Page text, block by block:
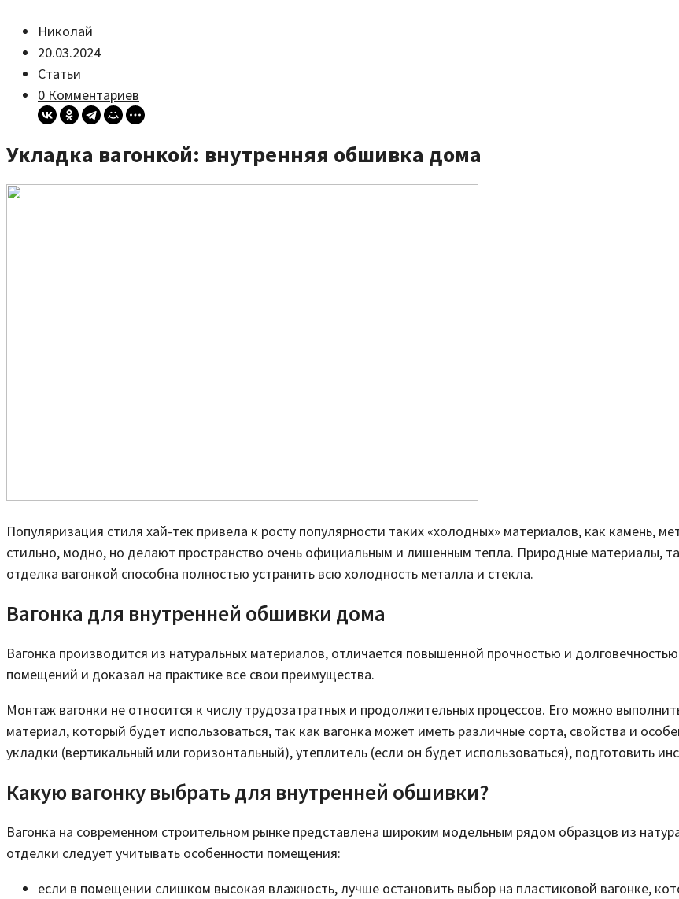
Николай
20.03.2024
Статьи
0 Комментариев
Укладка вагонкой: внутренняя обшивка дома
Популяризация стиля хай-тек привела к росту популярности таких «холодных» материалов, как камень,
стильно, модно, но делают пространство очень официальным и лишенным тепла. Природные материалы,
отделка вагонкой способна полностью устранить всю холодность металла и стекла.
Вагонка для внутренней обшивки дома
Вагонка производится из натуральных материалов, отличается повышенной прочностью и
помещений и доказал на практике все свои преимущества.
Монтаж вагонки не относится к числу трудозатратных и продолжительных процессов. Его можно
материал, который будет использоваться, так как вагонка может иметь различные сорта, свойства и
укладки (вертикальный или горизонтальный), утеплитель (если он будет использоваться), подготовить
Какую вагонку выбрать для внутренней обшивки?
Вагонка на современном строительном рынке представлена широким модельным рядом образцов из
отделки следует учитывать особенности помещения:
если в помещении слишком высокая влажность, лучше остановить выбор на пластиковой вагонке,